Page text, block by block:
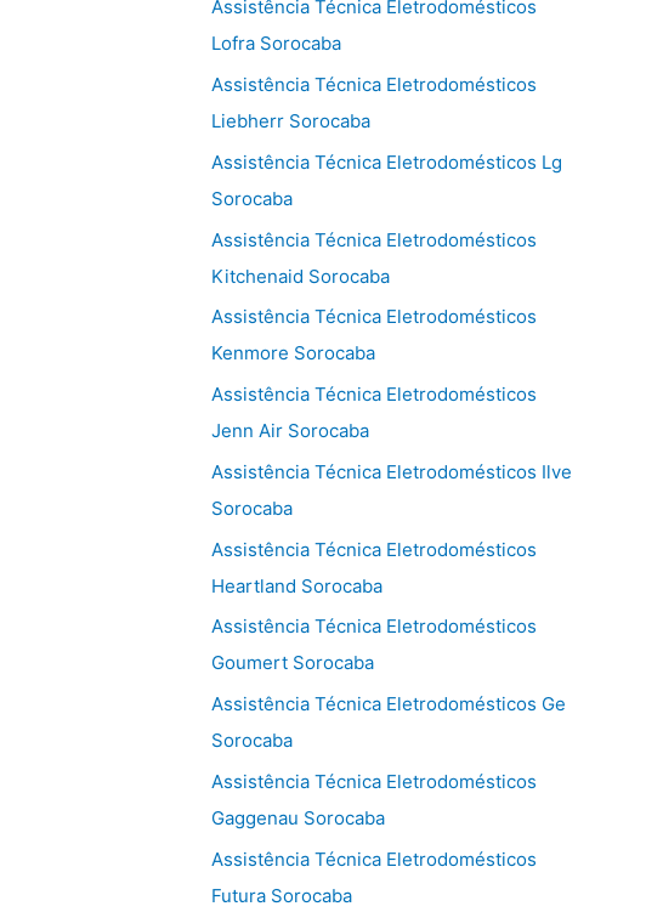
Assistência Técnica Eletrodomésticos
Lofra Sorocaba
Assistência Técnica Eletrodomésticos
Liebherr Sorocaba
Assistência Técnica Eletrodomésticos Lg
Sorocaba
Assistência Técnica Eletrodomésticos
Kitchenaid Sorocaba
Assistência Técnica Eletrodomésticos
Kenmore Sorocaba
Assistência Técnica Eletrodomésticos
Jenn Air Sorocaba
Assistência Técnica Eletrodomésticos Ilve
Sorocaba
Assistência Técnica Eletrodomésticos
Heartland Sorocaba
Assistência Técnica Eletrodomésticos
Goumert Sorocaba
Assistência Técnica Eletrodomésticos Ge
Sorocaba
Assistência Técnica Eletrodomésticos
Gaggenau Sorocaba
Assistência Técnica Eletrodomésticos
Futura Sorocaba